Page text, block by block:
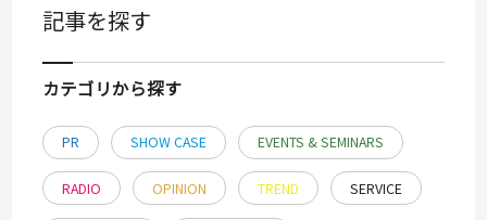
記事を探す
カテゴリから探す
PR SHOW CASE EVENTS & SEMINARS
RADIO OPINION TREND SERVICE